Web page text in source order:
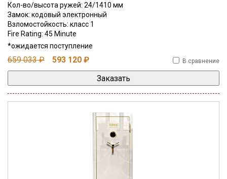
В сравнение
Кол-во/высота ружей: 24/1410 мм
Замок: кодовый электронный
Взломостойкость: класс 1
Fire Rating: 45 Minute
*ожидается поступление
659 033 ₽ 593 120 ₽